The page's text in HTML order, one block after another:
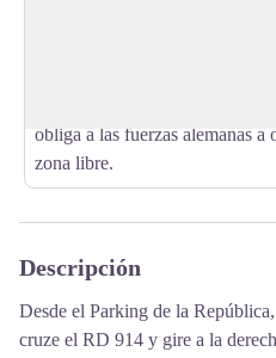
obliga a las fuerzas alemanas a
zona libre.
Descripción
Desde el Parking de la
cruze el RD 914 y gire a la